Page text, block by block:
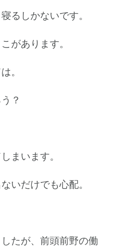
るしかないです。
があります。
。
？
まいます。
いだけでも心配。
たが、前頭前野の働